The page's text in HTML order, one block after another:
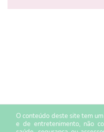
O conteúdo deste site tem
e de entretenimento, não